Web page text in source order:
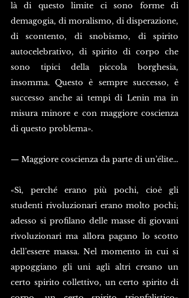
là di questo limite ci sono forme di
demagogia, di moralismo, di disperazione,
di scontento, di snobismo, di spirito
autocelebrativo, di spirito di corpo che
sono tipici della piccola borghesia,
insomma. Questo è sempre successo, è
successo anche ai tempi di Lenin ma in
misura minore e con maggiore coscienza
di questo problema».
— Maggiore coscienza da parte di un’élite…
«Sì, perché erano più pochi, cioè gli
studenti rivoluzionari erano molto pochi;
adesso si profilano delle masse di giovani
rivoluzionari ma allora pagano lo scotto
dell’essere massa. Nel momento in cui si
appoggiano gli uni agli altri creano un
certo spirito collettivo, un certo spirito di